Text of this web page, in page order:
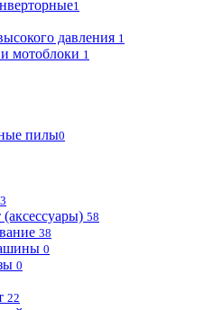
1
давления 1
мотоблоки 1
пилы0
3
58
38
0
0
22